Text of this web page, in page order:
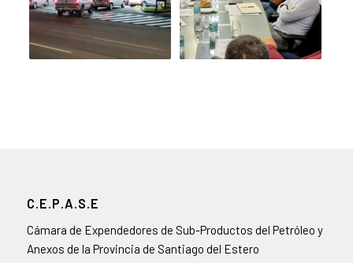
C.E.P.A.S.E
Cámara de Expendedores de Sub-Productos del Petróleo y
Anexos de la Provincia de Santiago del Estero